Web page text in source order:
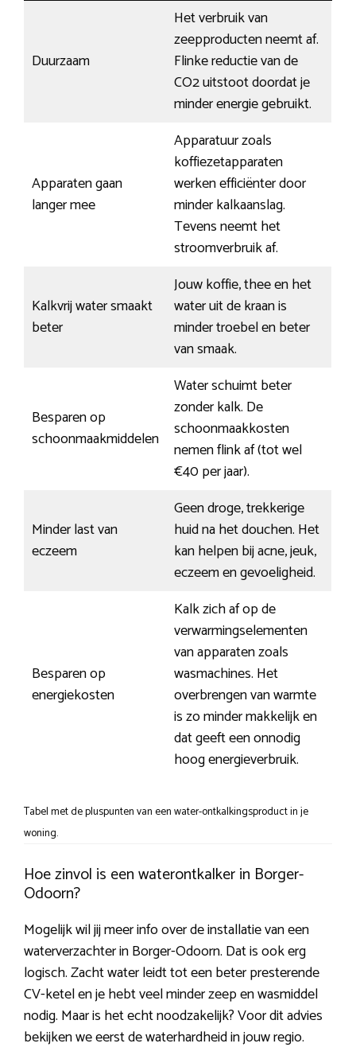
Duurzaam
Het verbruik van
zeepproducten neemt af.
Flinke reductie van de
CO2 uitstoot doordat je
minder energie gebruikt.
Apparaten gaan
langer mee
Apparatuur zoals
koffiezetapparaten
werken efficiënter door
minder kalkaanslag.
Tevens neemt het
stroomverbruik af.
Kalkvrij water smaakt
beter
Jouw koffie, thee en het
water uit de kraan is
minder troebel en beter
van smaak.
Besparen op
schoonmaakmiddelen
Water schuimt beter
zonder kalk. De
schoonmaakkosten
nemen flink af (tot wel
€40 per jaar).
Minder last van
eczeem
Geen droge, trekkerige
huid na het douchen. Het
kan helpen bij acne, jeuk,
eczeem en gevoeligheid.
Besparen op
energiekosten
Kalk zich af op de
verwarmingselementen
van apparaten zoals
wasmachines. Het
overbrengen van warmte
is zo minder makkelijk en
dat geeft een onnodig
hoog energieverbruik.
Tabel met de pluspunten van een water-ontkalkingsproduct in je
woning.
Hoe zinvol is een waterontkalker in Borger-
Odoorn?
Mogelijk wil jij meer info over de installatie van een
waterverzachter in Borger-Odoorn. Dat is ook erg
logisch. Zacht water leidt tot een beter presterende
CV-ketel en je hebt veel minder zeep en wasmiddel
nodig. Maar is het echt noodzakelijk? Voor dit advies
bekijken we eerst de waterhardheid in jouw regio.